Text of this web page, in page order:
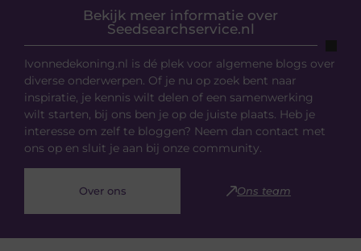
Bekijk meer informatie over
Seedsearchservice.nl
Ivonnedekoning.nl is dé plek voor algemene blogs over
diverse onderwerpen. Of je nu op zoek bent naar
inspiratie, je kennis wilt delen of een samenwerking
wilt starten, bij ons ben je op de juiste plaats. Heb je
interesse om zelf te bloggen? Neem dan contact met
ons op en sluit je aan bij onze community.
Over ons Ons team